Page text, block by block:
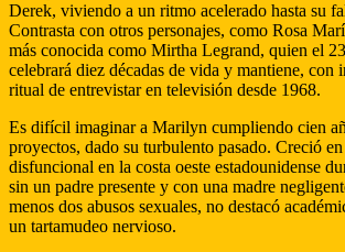
Derek, viviendo a un ritmo acelerado hasta su
Contrasta con otros personajes, como Rosa
más conocida como Mirtha Legrand, quien el
celebrará diez décadas de vida y mantiene, con
ritual de entrevistar en televisión desde 1968.
Es difícil imaginar a Marilyn cumpliendo cien
proyectos, dado su turbulento pasado. Creció
disfuncional en la costa oeste estadounidense
sin un padre presente y con una madre
menos dos abusos sexuales, no destacó
un tartamudeo nervioso.